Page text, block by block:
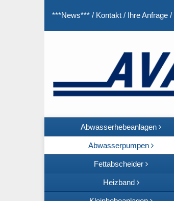
***News*** / Kontakt / Ihre Anfrage /
Abwasserhebeanlagen
Abwasserpumpen
Fettabscheider
Heizband